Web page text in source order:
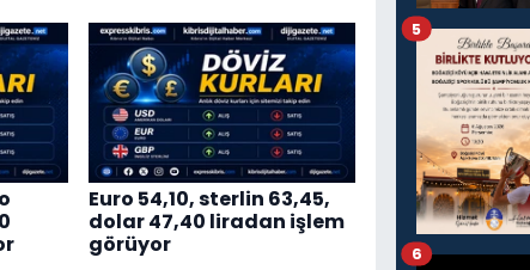
Euro 54,10, sterlin 63,45,
dolar 47,40 liradan işlem
görüyor
5
6